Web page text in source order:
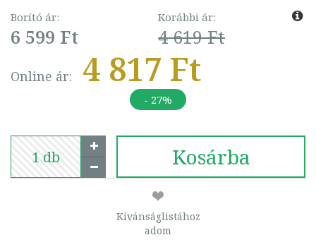
Borító ár:
6 599 Ft
Korábbi ár:
4 619 Ft
Online ár: 4 817 Ft
- 27%
Kosárba
Kívánságlistához
adom